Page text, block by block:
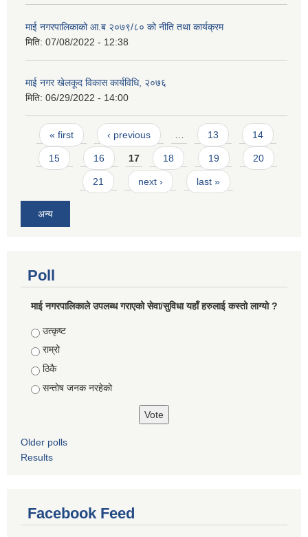
माई नगरपालिकाको आ.ब २०७९/८० को नीति तथा कार्यक्रम
मिति: 07/08/2022 - 12:38
माई नगर खेलकूद विकास कार्यविधि, २०७६
मिति: 06/29/2022 - 14:00
Pages
« first ‹ previous … 13 14
15 16 17 18 19 20
21 next › last »
अन्य
Poll
माई नगरपालिकाले उपलब्ध गराएको सेवा/सुविधा यहाँ हरुलाई कस्तो लाग्यो ?
Choices
उत्कृष्ट
राम्रो
ठिकै
सन्तोष जनक नरहेको
Older polls
Results
Facebook Feed